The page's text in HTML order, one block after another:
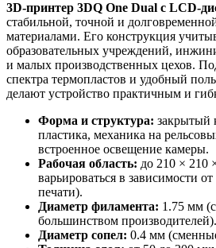
3D-принтер 3DQ One Dual с LCD-
стабильной, точной и
материалами. Его конструкция
образовательных учреждений,
и малых производственных цехов.
спектра термопластов и удобный
делают устройство практичным и
Форма и структура: закрытый
пластика, механика на
встроенное освещение камеры.
Рабочая область: до 210 × 210
варьироваться в зависимости
печати).
Диаметр филамента: 1.75 мм
большинством производителей).
Диаметр сопел: 0.4 мм